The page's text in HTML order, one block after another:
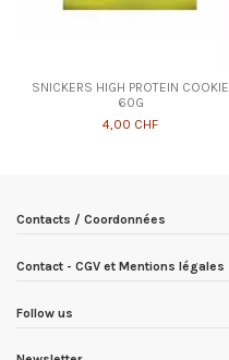
SNICKERS HIGH PROTEIN COOKIE
60G
4,00 CHF
Contacts / Coordonnées
Contact - CGV et Mentions légales
Follow us